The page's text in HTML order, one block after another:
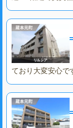
ており大変安心で